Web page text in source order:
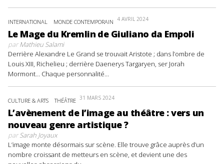
INTERNATIONAL MONDE CONTEMPORAIN 4 AVRIL 2024
Le Mage du Kremlin de Giuliano da Empoli
parMathieu Salami
Derrière Alexandre Le Grand se trouvait Aristote ; dans l’ombre de
Louis XIII, Richelieu ; derrière Daenerys Targaryen, ser Jorah
Mormont… Chaque personnalité...
CULTURE & ARTS THÉÂTRE 31 MARS 2024
L’avènement de l’image au théâtre : vers un
nouveau genre artistique ?
parSarah Joyaux
L’image monte désormais sur scène. Elle trouve grâce auprès d’un
nombre croissant de metteurs en scène, et devient une des